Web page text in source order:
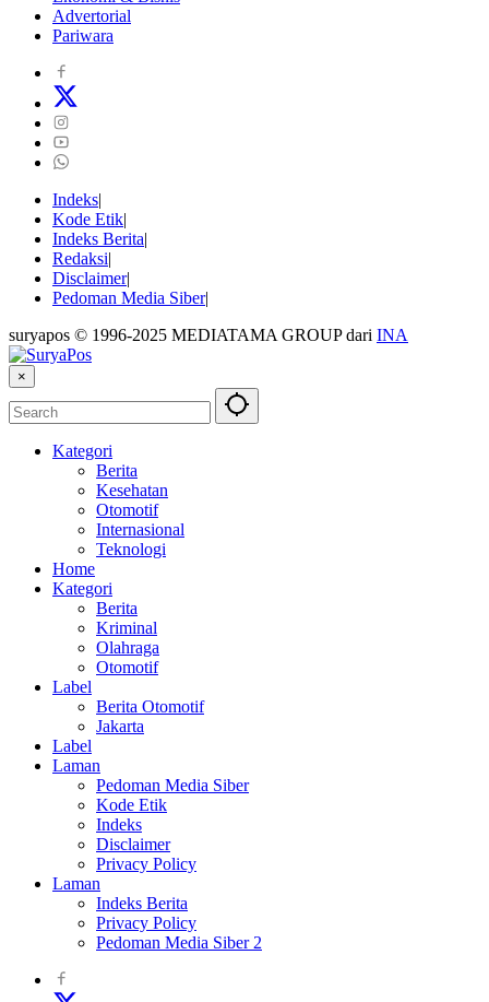
Advertorial
Pariwara
Indeks
Kode Etik
Indeks Berita
Redaksi
Disclaimer
Pedoman Media Siber
suryapos © 1996-2025 MEDIATAMA GROUP dari INA
×
Kategori
Berita
Kesehatan
Otomotif
Internasional
Teknologi
Home
Kategori
Berita
Kriminal
Olahraga
Otomotif
Label
Berita Otomotif
Jakarta
Label
Laman
Pedoman Media Siber
Kode Etik
Indeks
Disclaimer
Privacy Policy
Laman
Indeks Berita
Privacy Policy
Pedoman Media Siber 2